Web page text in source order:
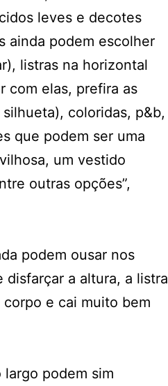
leves e decotes
ainda podem escolher
listras na horizontal
com elas, prefira as
coloridas, p&b,
que podem ser uma
um vestido
outras opções”,
podem ousar nos
a altura, a listra
corpo e cai muito bem
podem sim